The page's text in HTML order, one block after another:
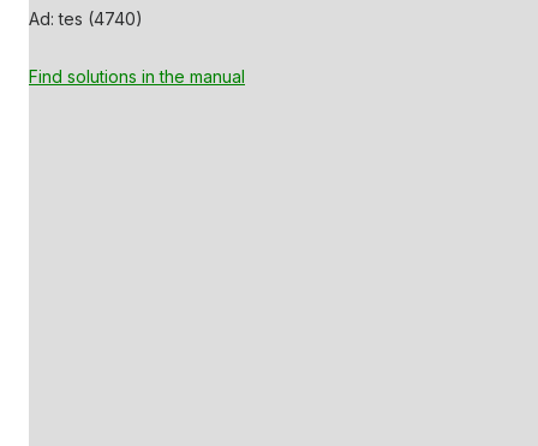
Ad: tes (4740)
Find solutions in the manual